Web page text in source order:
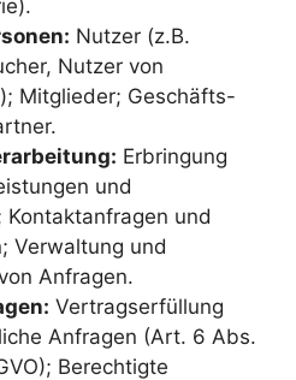
Nutzer (z.B.
Nutzer von
Mitglieder; Geschäfts-
Erbringung
und
Kontaktanfragen und
Verwaltung und
Anfragen.
Vertragserfüllung
Anfragen (Art. 6 Abs.
Berechtigte